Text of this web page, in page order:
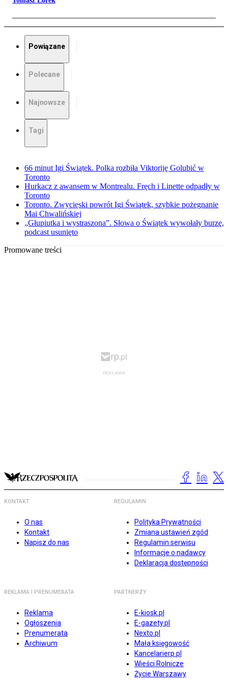
Powiązane
Polecane
Najnowsze
Tagi
66 minut Igi Świątek. Polka rozbiła Viktoriję Golubić w
Toronto
Hurkacz z awansem w Montrealu. Fręch i Linette odpadły w
Toronto
Toronto. Zwycięski powrót Igi Świątek, szybkie pożegnanie
Mai Chwalińskiej
„Głupiutka i wystraszona”. Słowa o Świątek wywołały burzę,
podcast usunięto
Promowane treści
KONTAKT
O nas
Kontakt
Napisz do nas
REGULAMIN
Polityka Prywatności
Zmiana ustawień zgód
Regulamin serwisu
Informacje o nadawcy
Deklaracja dostępności
REKLAMA I PRENUMERATA
Reklama
Ogłoszenia
Prenumerata
Archiwum
PARTNERZY
E-kiosk.pl
E-gazety.pl
Nexto.pl
Mała księgowość
Kancelarierp.pl
Wieści Rolnicze
Życie Warszawy